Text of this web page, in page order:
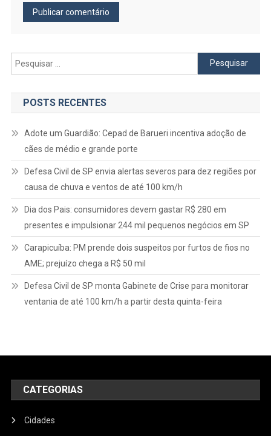
Pesquisar
por:
POSTS RECENTES
Adote um Guardião: Cepad de Barueri incentiva adoção de
cães de médio e grande porte
Defesa Civil de SP envia alertas severos para dez regiões por
causa de chuva e ventos de até 100 km/h
Dia dos Pais: consumidores devem gastar R$ 280 em
presentes e impulsionar 244 mil pequenos negócios em SP
Carapicuíba: PM prende dois suspeitos por furtos de fios no
AME; prejuízo chega a R$ 50 mil
Defesa Civil de SP monta Gabinete de Crise para monitorar
ventania de até 100 km/h a partir desta quinta-feira
CATEGORIAS
Cidades